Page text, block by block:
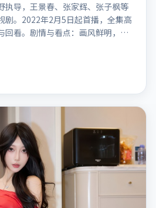
执导，王景春、张家辉、张子枫等
剧。2022年2月5日起首播，全集高
回看。剧情与看点：画风鲜明，想
年与动画爱好者。本片适合检索
动漫」「中国香港」「2022」
键词的影迷阅读简介与主创信息。